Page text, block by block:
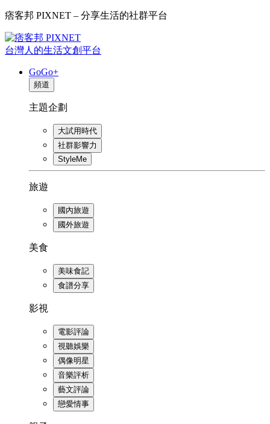
痞客邦 PIXNET – 分享生活的社群平台
台灣人的生活文創平台
GoGo+
頻道
主題企劃
大試用時代
社群影響力
StyleMe
旅遊
國內旅遊
國外旅遊
美食
美味食記
食譜分享
影視
電影評論
視聽娛樂
偶像明星
音樂評析
藝文評論
戀愛情事